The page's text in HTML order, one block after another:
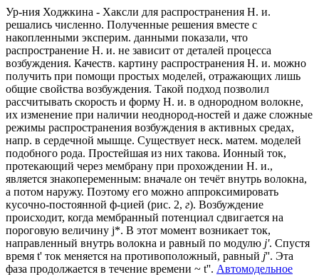
Ур-ния Ходжкина - Хаксли для распространения Н. и.
решались численно. Полученные решения вместе с
накопленными эксперим. данными показали, что
распространение Н. и. не зависит от деталей процесса
возбуждения. Качеств. картину распространения Н. и. можно
получить при помощи простых моделей, отражающих лишь
общие свойства возбуждения. Такой подход позволил
рассчитывать скорость и форму Н. и. в однородном волокне,
их изменение при наличии неоднород-ностей и даже сложные
режимы распространения возбуждения в активных средах,
напр. в сердечной мышце. Существует неск. матем. моделей
подобного рода. Простейшая из них такова. Ионный ток,
протекающий через мембрану при прохождении Н. и.,
является знакопеременным: вначале он течёт внутрь волокна,
а потом наружу. Поэтому его можно аппроксимировать
кусочно-постоянной ф-цией (рис. 2, г). Возбуждение
происходит, когда мембранный потенциал сдвигается на
пороговую величину j*. В этот момент возникает ток,
направленный внутрь волокна и равный по модулю j'. Спустя
время t' ток меняется на противоположный, равный j''. Эта
фаза продолжается в течение времени ~ t''. Автомодельное